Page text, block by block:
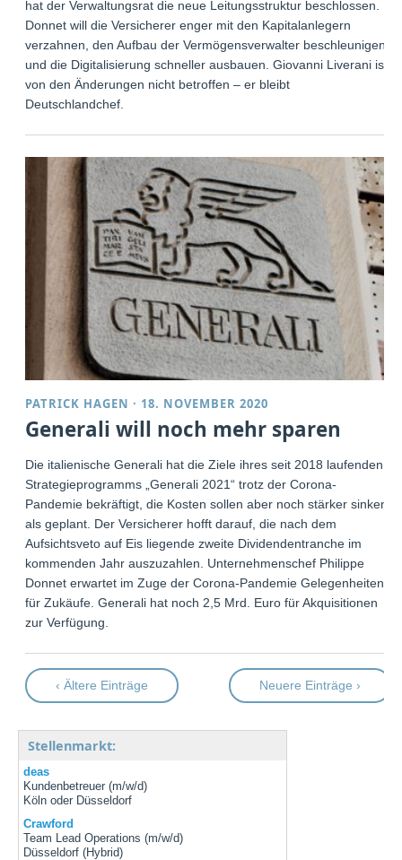
hat der Verwaltungsrat die neue Leitungsstruktur beschlossen.
Donnet will die Versicherer enger mit den Kapitalanlegern
verzahnen, den Aufbau der Vermögensverwalter beschleunigen
und die Digitalisierung schneller ausbauen. Giovanni Liverani ist
von den Änderungen nicht betroffen – er bleibt
Deutschlandchef.
PATRICK HAGEN · 18. NOVEMBER 2020
Generali will noch mehr sparen
Die italienische Generali hat die Ziele ihres seit 2018 laufenden
Strategieprogramms „Generali 2021“ trotz der Corona-
Pandemie bekräftigt, die Kosten sollen aber noch stärker sinken
als geplant. Der Versicherer hofft darauf, die nach dem
Aufsichtsveto auf Eis liegende zweite Dividendentranche im
kommenden Jahr auszuzahlen. Unternehmenschef Philippe
Donnet erwartet im Zuge der Corona-Pandemie Gelegenheiten
für Zukäufe. Generali hat noch 2,5 Mrd. Euro für Akquisitionen
zur Verfügung.
‹ Ältere Einträge Neuere Einträge ›
Stellenmarkt:
deas
Kundenbetreuer (m/w/d)
Köln oder Düsseldorf
Crawford
Team Lead Operations (m/w/d)
Düsseldorf (Hybrid)